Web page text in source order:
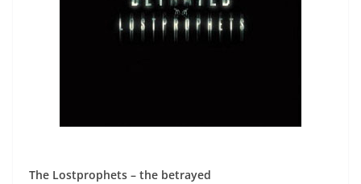
The Lostprophets – the betrayed